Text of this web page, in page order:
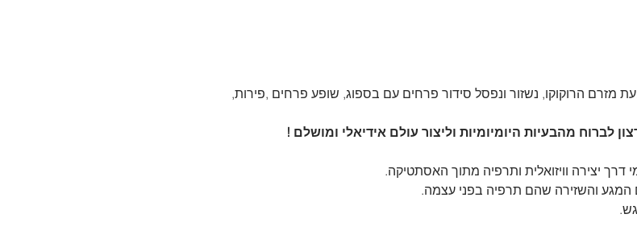
מזרם הרוקוקו, נשזור ונפסל סידור פרחים עם בספוג, שופע פרחים ,פירות,
מהבעיות היומיומיות וליצור עולם אידיאלי ומושלם !
יצירה וויזואלית ותרפיה מתוך האסתטיקה.
המגע והשזירה שהם תרפיה בפני עצמה.